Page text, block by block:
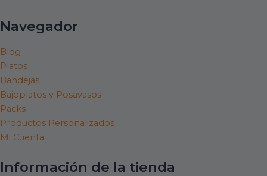
k
m
Navegador
Blog
Platos
Bandejas
Bajoplatos y Posavasos
Packs
Productos Personalizados
Mi Cuenta
Información de la tienda